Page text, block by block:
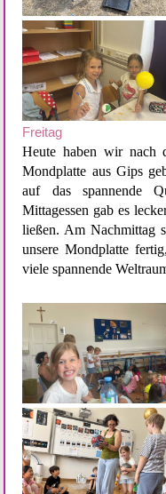
Freitag
Heute haben wir nach
Mondplatte aus Gips
auf das spannende
Mittagessen gab es
ließen. Am Nachmittag
unsere Mondplatte
viele spannende